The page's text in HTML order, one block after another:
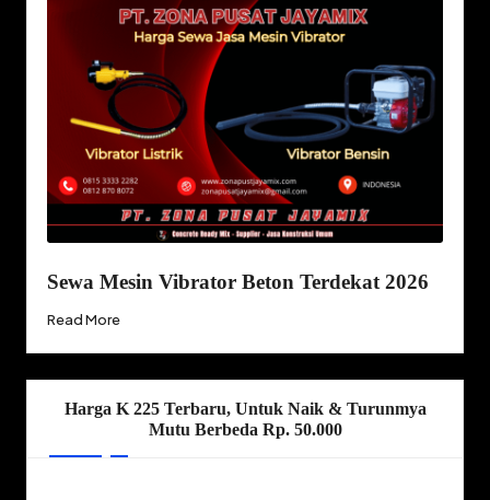
Sewa Mesin Vibrator Beton Terdekat 2026
Read More
Harga K 225 Terbaru, Untuk Naik & Turunmya
Mutu Berbeda Rp. 50.000